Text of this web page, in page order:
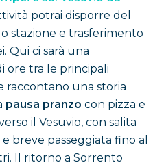
potrai disporre del
stazione e trasferimento
Qui ci sarà una
ore tra le principali
raccontano una storia
pausa pranzo con pizza e
il Vesuvio, con salita
breve passeggiata fino al
Il ritorno a Sorrento